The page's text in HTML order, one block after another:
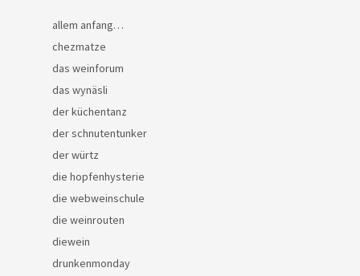
allem anfang…
chezmatze
das weinforum
das wynäsli
der küchentanz
der schnutentunker
der würtz
die hopfenhysterie
die webweinschule
die weinrouten
diewein
drunkenmonday